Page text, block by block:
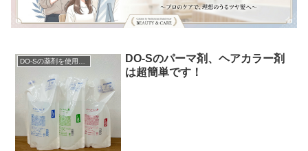
DO-Sの薬剤を使用したい
DO-Sのパーマ剤、ヘアカラー剤
は超簡単です！